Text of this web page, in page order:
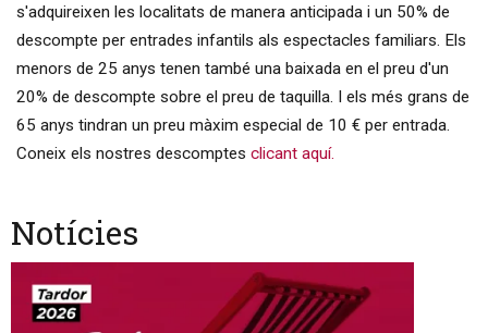
s'adquireixen les localitats de manera anticipada i un 50% de
descompte per entrades infantils als espectacles familiars. Els
menors de 25 anys tenen també una baixada en el preu d'un
20% de descompte sobre el preu de taquilla. I els més grans de
65 anys tindran un preu màxim especial de 10 € per entrada.
Coneix els nostres descomptesclicant aquí.
Notícies